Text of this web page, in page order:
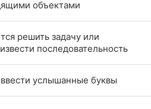
объектами
решить задачу или
последовательность
услышанные буквы